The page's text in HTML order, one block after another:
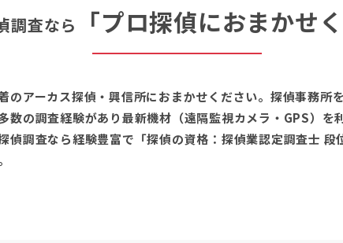
調査なら 「プロ探偵におまかせ
のアーカス探偵・興信所におまかせください。探偵事務所
数の調査経験があり最新機材（遠隔監視カメラ・GPS）を
偵調査なら経験豊富で「探偵の資格：探偵業認定調査士 段